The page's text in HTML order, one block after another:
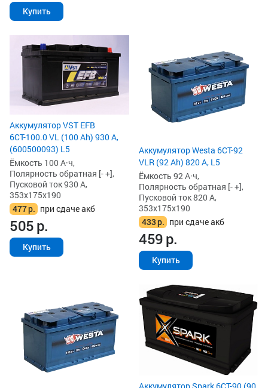
Купить
Аккумулятор VST EFB
6СТ-100.0 VL (100 Ah) 930 А,
(600500093) L5
Ёмкость 100 А·ч,
Полярность обратная [- +],
Пусковой ток 930 А,
353x175x190
477р. при сдаче акб
505р.
Купить
Аккумулятор Westa 6СТ-92
VLR (92 Ah) 820 А, L5
Ёмкость 92 А·ч,
Полярность обратная [- +],
Пусковой ток 820 А,
353x175x190
433р. при сдаче акб
459р.
Купить